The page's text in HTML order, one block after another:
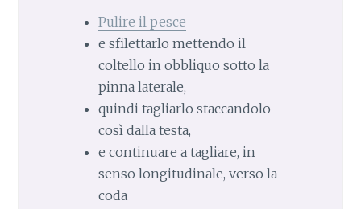
Pulire il pesce
e sfilettarlo mettendo il
coltello in obbliquo sotto la
pinna laterale,
quindi tagliarlo staccandolo
così dalla testa,
e continuare a tagliare, in
senso longitudinale, verso la
coda